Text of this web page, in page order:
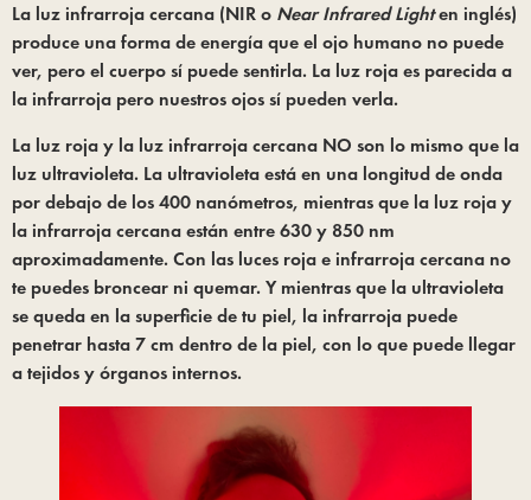
La luz infrarroja cercana (NIR o Near Infrared Light en inglés)
produce una forma de energía que el ojo humano no puede
ver, pero el cuerpo sí puede sentirla. La luz roja es parecida a
la infrarroja pero nuestros ojos sí pueden verla.
La luz roja y la luz infrarroja cercana NO son lo mismo que la
luz ultravioleta. La ultravioleta está en una longitud de onda
por debajo de los 400 nanómetros, mientras que la luz roja y
la infrarroja cercana están entre 630 y 850 nm
aproximadamente. Con las luces roja e infrarroja cercana no
te puedes broncear ni quemar. Y mientras que la ultravioleta
se queda en la superficie de tu piel, la infrarroja puede
penetrar hasta 7 cm dentro de la piel, con lo que puede llegar
a tejidos y órganos internos.